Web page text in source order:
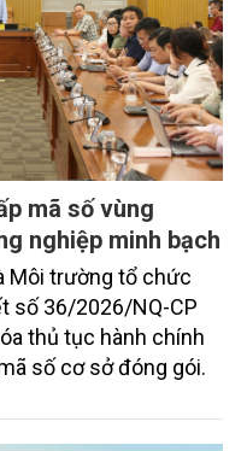
mã số vùng
nghiệp minh bạch
Môi trường tổ chức
số 36/2026/NQ-CP
thủ tục hành chính
số cơ sở đóng gói.